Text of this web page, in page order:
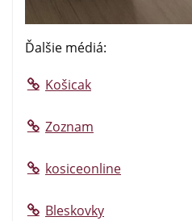
Ďalšie médiá:
Košicak
Zoznam
kosiceonline
Bleskovky